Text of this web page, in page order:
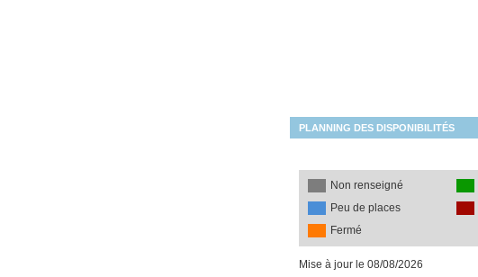
PLANNING DES DISPONIBILITÉS
Non renseigné
Peu de places
Fermé
Mise à jour le 08/08/2026